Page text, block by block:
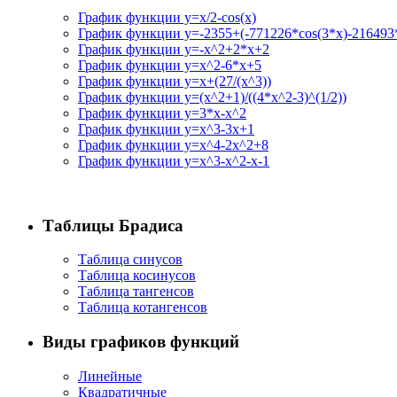
График функции y=x/2-cos(x)
График функции y=-2355+(-771226*cos(3*x)-
График функции y=-x^2+2*x+2
График функции y=x^2-6*x+5
График функции y=x+(27/(x^3))
График функции y=(x^2+1)/((4*x^2-3)^(1/2))
График функции y=3*x-x^2
График функции y=x^3-3x+1
График функции y=x^4-2x^2+8
График функции y=x^3-x^2-x-1
Таблицы Брадиса
Таблица синусов
Таблица косинусов
Таблица тангенсов
Таблица котангенсов
Виды графиков функций
Линейные
Квадратичные